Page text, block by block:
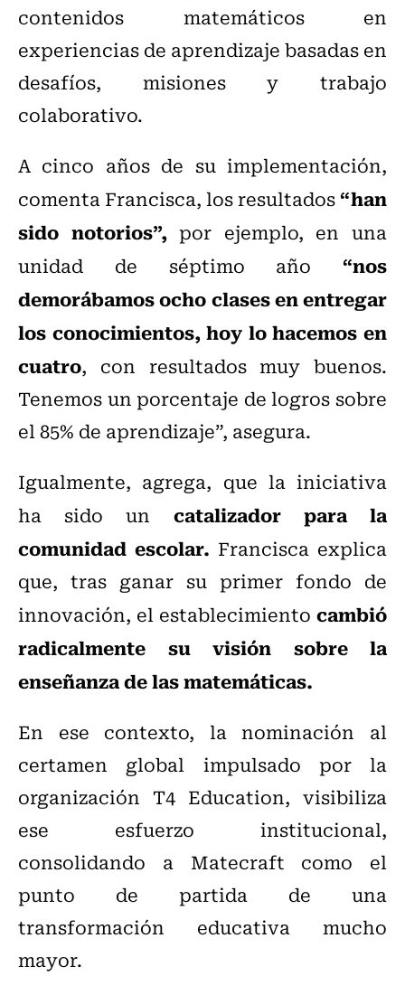
contenidos matemáticos en
experiencias de aprendizaje basadas en
desafíos, misiones y trabajo
colaborativo.
A cinco años de su implementación,
comenta Francisca, los resultados“han
sido notorios”,por ejemplo, en una
unidad de séptimo año “nos
demorábamos ocho clases en entregar
los conocimientos, hoy lo hacemos en
cuatro, con resultados muy buenos.
Tenemos un porcentaje de logros sobre
el 85% de aprendizaje”, asegura.
Igualmente, agrega, que la iniciativa
ha sido un catalizador para la
comunidad escolar. Francisca explica
que, tras ganar su primer fondo de
innovación, el establecimiento cambió
radicalmente su visión sobre la
enseñanza de las matemáticas.
En ese contexto, la nominación al
certamen global impulsado por la
organización T4 Education, visibiliza
ese esfuerzo institucional,
consolidando a Matecraft como el
punto de partida de una
transformación educativa mucho
mayor.